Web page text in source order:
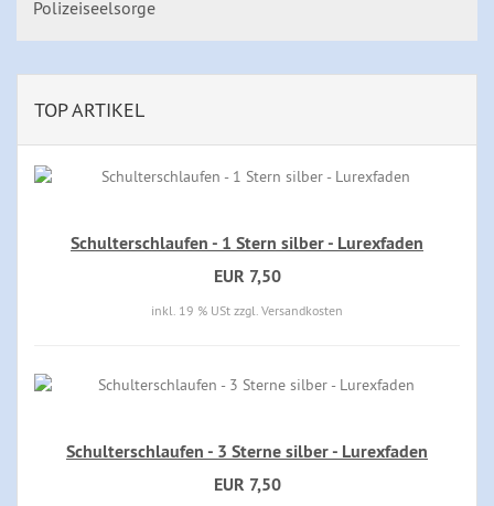
Polizeiseelsorge
TOP ARTIKEL
Schulterschlaufen - 1 Stern silber - Lurexfaden
EUR 7,50
inkl. 19 % USt zzgl. Versandkosten
Schulterschlaufen - 3 Sterne silber - Lurexfaden
EUR 7,50